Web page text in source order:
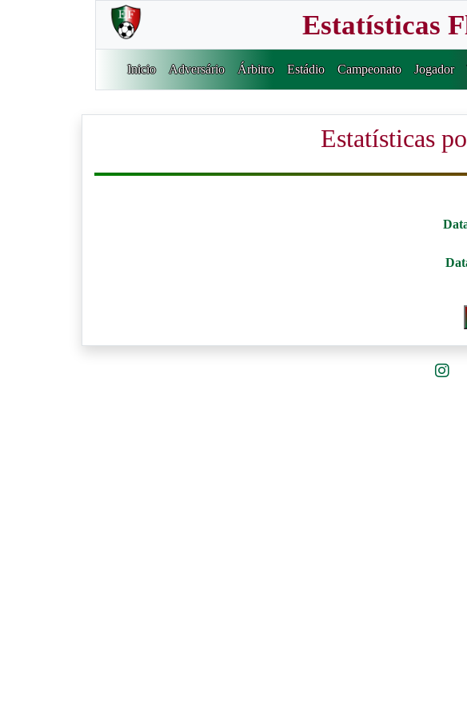
Estatísticas
Inicio Adversário Árbitro Estádio Campeonato Jogador
Estatísticas